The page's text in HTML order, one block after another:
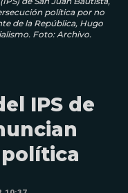
política por no
de la República, Hugo
Foto: Archivo.
IPS de